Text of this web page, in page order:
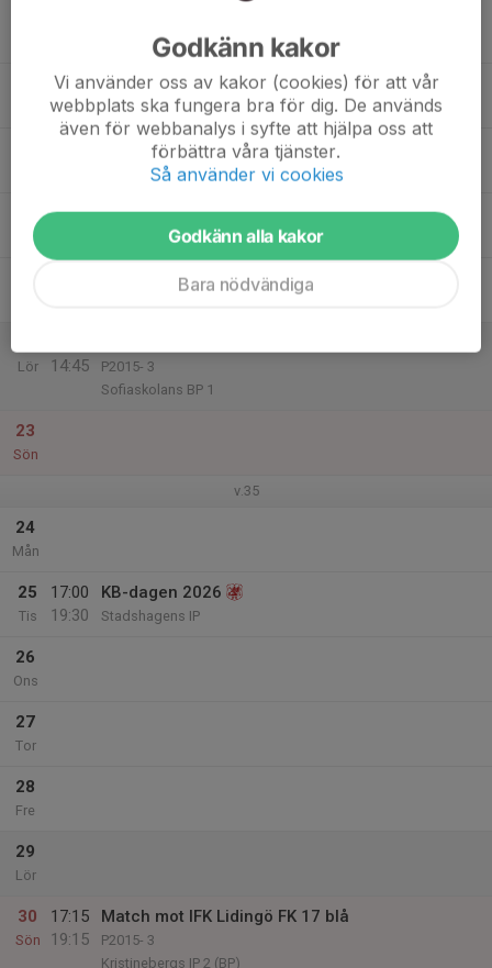
Tor
Lör
14:45
P2015- 3
Sofiaskolans BP 1
23
Sön
v.35
24
Mån
25
Tis
17:00
19:30
KB-dagen 2026
Stadshagens IP
26
Ons
27
Tor
28
Fre
29
Lör
30
Sön
17:15
19:15
Match mot IFK Lidingö FK 17 blå
P2015- 3
Kristinebergs IP 2 (BP)
Godkänn kakor
Vi använder oss av kakor (cookies) för att vår
webbplats ska fungera bra för dig. De används
även för webbanalys i syfte att hjälpa oss att
förbättra våra tjänster.
Så använder vi cookies
Godkänn alla kakor
Bara nödvändiga